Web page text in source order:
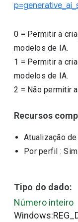
0 = Permitir a
modelos de IA.
1 = Permitir a
modelos de IA.
2 = Não permitir
Recursos
Atualização
Por perfil : Sim
Tipo do dado:
Número inteiro